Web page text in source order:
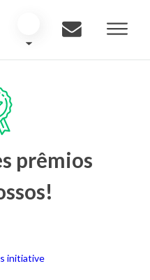
prêmios